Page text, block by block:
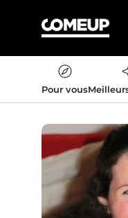
Pour vous